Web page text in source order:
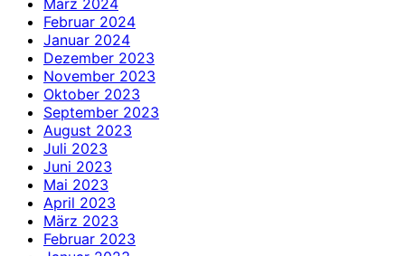
März 2024
Februar 2024
Januar 2024
Dezember 2023
November 2023
Oktober 2023
September 2023
August 2023
Juli 2023
Juni 2023
Mai 2023
April 2023
März 2023
Februar 2023